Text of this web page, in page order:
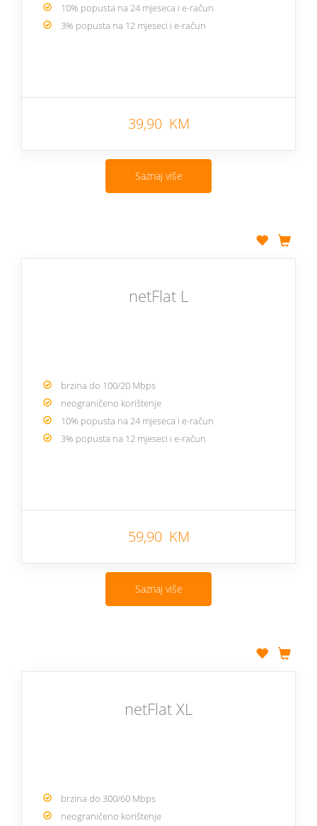
10% popusta na 24 mjeseca i e-račun
3% popusta na 12 mjeseci i e-račun
39,90 KM
Saznaj više
netFlat L
brzina do 100/20 Mbps
neograničeno korištenje
10% popusta na 24 mjeseca i e-račun
3% popusta na 12 mjeseci i e-račun
59,90 KM
Saznaj više
netFlat XL
brzina do 300/60 Mbps
neograničeno korištenje